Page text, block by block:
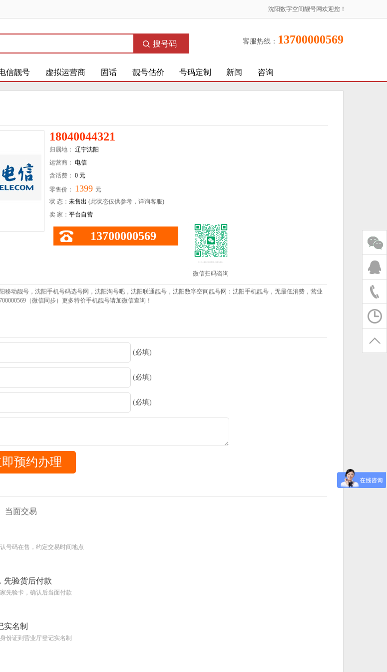
沈阳数字空间靓号网欢迎您！
搜号码 客服热线： 13700000569
信靓号 虚拟运营商 固话 靓号估价 号码定制 新闻 咨询
18040044321
归属地： 辽宁沈阳
运营商： 电信
含话费： 0 元
零售价： 1399 元
状 态： 未售出 (此状态仅供参考，详询客服)
卖 家： 平台自营
13700000569
微信扫码咨询
移动靓号，沈阳手机号码选号网，沈阳淘号吧，沈阳联通靓号，沈阳数字空间靓号网：沈阳手机靓号，无最低消费，营业
（微信同步）更多特价手机靓号请加微信查询！
(必填)
(必填)
(必填)
当面交易
号码在售，约定交易时间地点
先验货后付款
先验卡，确认后当面付款
实名制
份证到营业厅登记实名制